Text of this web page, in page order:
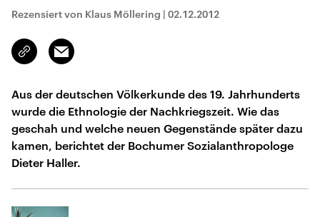
Rezensiert von Klaus Möllering | 02.12.2012
Link
kopieren/teilen
Email
Aus der deutschen Völkerkunde des 19. Jahrhunderts
wurde die Ethnologie der Nachkriegszeit. Wie das
geschah und welche neuen Gegenstände später dazu
kamen, berichtet der Bochumer Sozialanthropologe
Dieter Haller.